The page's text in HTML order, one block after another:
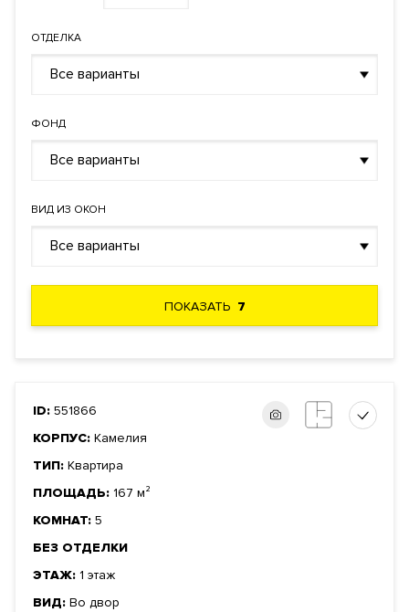
ОТДЕЛКА
Все варианты
ФОНД
Все варианты
ВИД ИЗ ОКОН
Все варианты
ПОКАЗАТЬ7
ID: 551866
КОРПУС: Камелия
ТИП: Квартира
ПЛОЩАДЬ: 167 м²
КОМНАТ: 5
БЕЗ ОТДЕЛКИ
ЭТАЖ: 1 этаж
ВИД: Во двор